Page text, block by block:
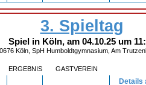
3. Spieltag
Spiel in Köln, am 04.10.25 um
Köln, SpH Humboldtgymnasium, Am
ERGEBNIS GASTVEREIN
Details